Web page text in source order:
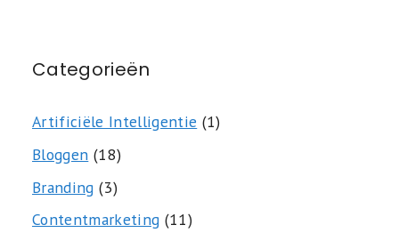
Categorieën
Artificiële Intelligentie (1)
Bloggen (18)
Branding (3)
Contentmarketing (11)